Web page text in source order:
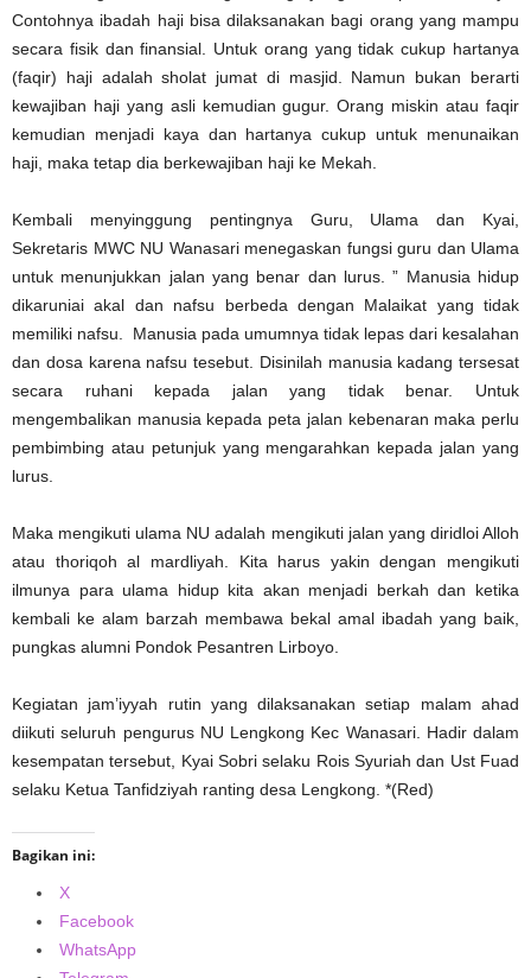
Contohnya ibadah haji bisa dilaksanakan bagi orang yang mampu
secara fisik dan finansial. Untuk orang yang tidak cukup hartanya
(faqir) haji adalah sholat jumat di masjid. Namun bukan berarti
kewajiban haji yang asli kemudian gugur. Orang miskin atau faqir
kemudian menjadi kaya dan hartanya cukup untuk menunaikan
haji, maka tetap dia berkewajiban haji ke Mekah.
Kembali menyinggung pentingnya Guru, Ulama dan Kyai,
Sekretaris MWC NU Wanasari menegaskan fungsi guru dan Ulama
untuk menunjukkan jalan yang benar dan lurus. ” Manusia hidup
dikaruniai akal dan nafsu berbeda dengan Malaikat yang tidak
memiliki nafsu. Manusia pada umumnya tidak lepas dari kesalahan
dan dosa karena nafsu tesebut. Disinilah manusia kadang tersesat
secara ruhani kepada jalan yang tidak benar. Untuk
mengembalikan manusia kepada peta jalan kebenaran maka perlu
pembimbing atau petunjuk yang mengarahkan kepada jalan yang
lurus.
Maka mengikuti ulama NU adalah mengikuti jalan yang diridloi Alloh
atau thoriqoh al mardliyah. Kita harus yakin dengan mengikuti
ilmunya para ulama hidup kita akan menjadi berkah dan ketika
kembali ke alam barzah membawa bekal amal ibadah yang baik,
pungkas alumni Pondok Pesantren Lirboyo.
Kegiatan jam’iyyah rutin yang dilaksanakan setiap malam ahad
diikuti seluruh pengurus NU Lengkong Kec Wanasari. Hadir dalam
kesempatan tersebut, Kyai Sobri selaku Rois Syuriah dan Ust Fuad
selaku Ketua Tanfidziyah ranting desa Lengkong. *(Red)
Bagikan ini:
X
Facebook
WhatsApp